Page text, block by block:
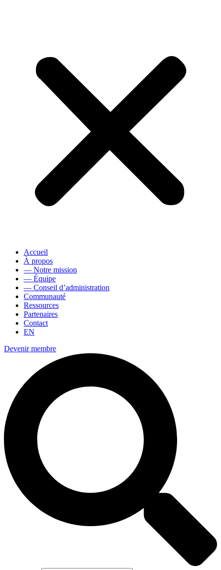
Accueil
À propos
— Notre mission
— Équipe
— Conseil d’administration
Communauté
Ressources
Partenaires
Contact
EN
Devenir membre